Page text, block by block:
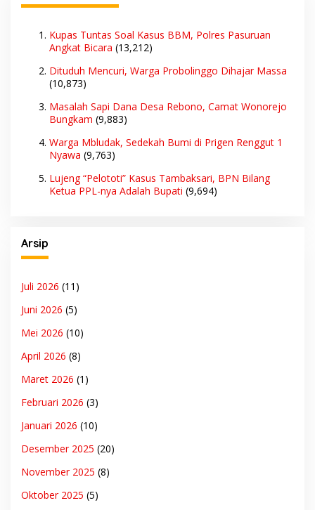
Kupas Tuntas Soal Kasus BBM, Polres Pasuruan
Angkat Bicara (13,212)
Dituduh Mencuri, Warga Probolinggo Dihajar Massa
(10,873)
Masalah Sapi Dana Desa Rebono, Camat Wonorejo
Bungkam (9,883)
Warga Mbludak, Sedekah Bumi di Prigen Renggut 1
Nyawa (9,763)
Lujeng “Pelototi” Kasus Tambaksari, BPN Bilang
Ketua PPL-nya Adalah Bupati (9,694)
Arsip
Juli 2026 (11)
Juni 2026 (5)
Mei 2026 (10)
April 2026 (8)
Maret 2026 (1)
Februari 2026 (3)
Januari 2026 (10)
Desember 2025 (20)
November 2025 (8)
Oktober 2025 (5)